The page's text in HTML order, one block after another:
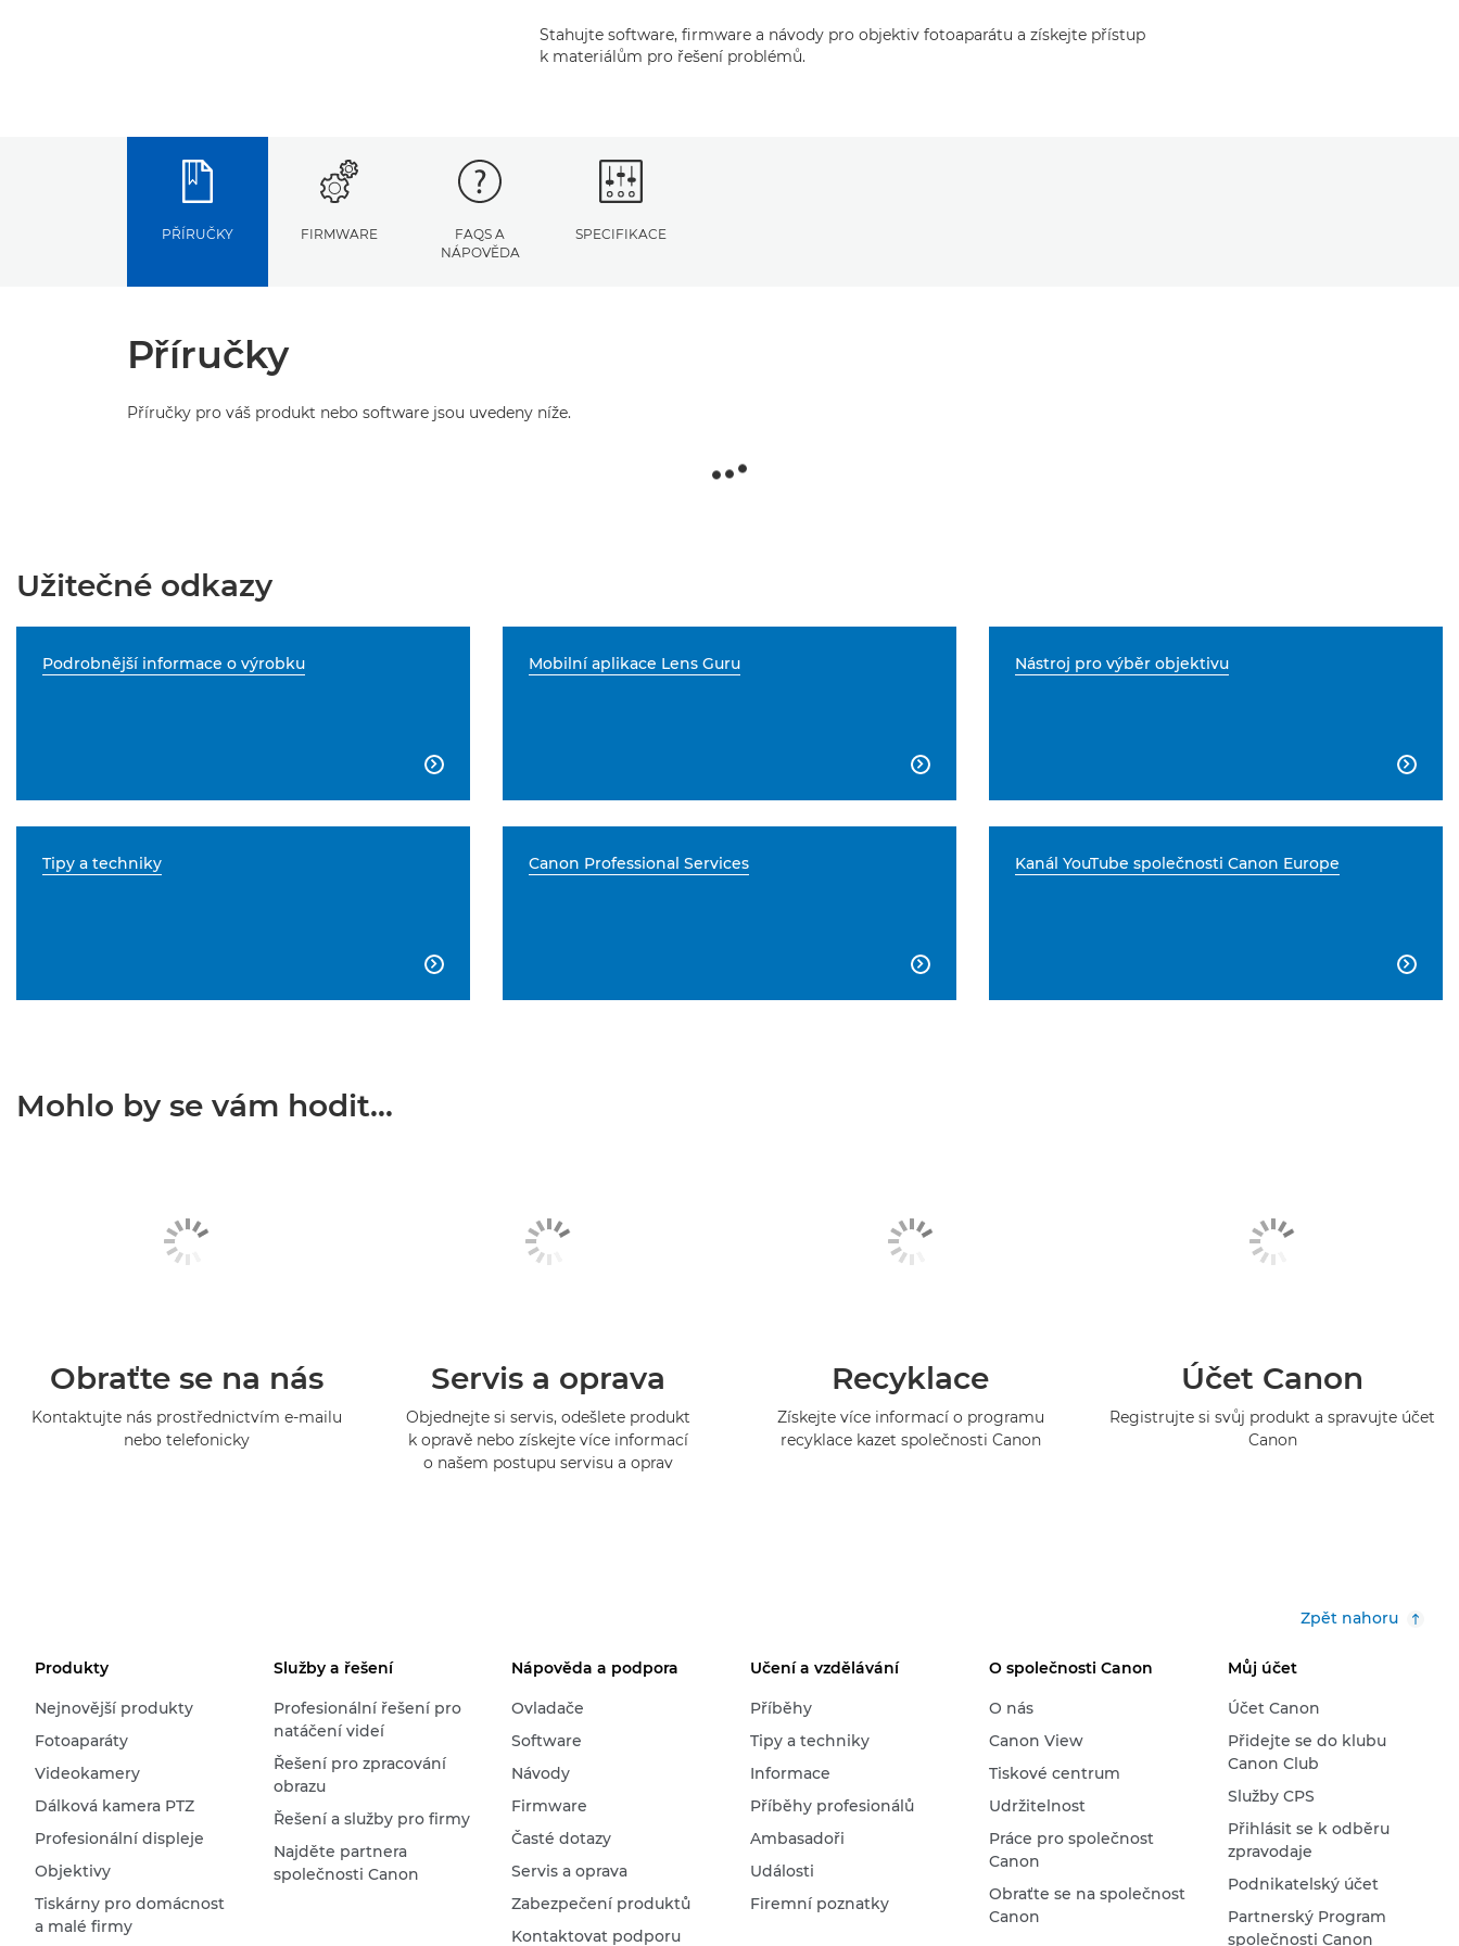
Stahujte software, firmware a návody pro objektiv fotoaparátu a získejte přístup
k materiálům pro řešení problémů.
PŘÍRUČKY FIRMWARE
FAQS A
NÁPOVĚDA
SPECIFIKACE
Příručky
Příručky pro váš produkt nebo software jsou uvedeny níže.
Užitečné odkazy
Podrobnější informace o výrobku

Mobilní aplikace Lens Guru

Nástroj pro výběr objektivu

Tipy a techniky

Canon Professional Services

Kanál YouTube společnosti Canon Europe

Mohlo by se vám hodit...
Obraťte se na nás
Kontaktujte nás prostřednictvím e-mailu
nebo telefonicky
Servis a oprava
Objednejte si servis, odešlete produkt
k opravě nebo získejte více informací
o našem postupu servisu a oprav
Recyklace
Získejte více informací o programu
recyklace kazet společnosti Canon
Účet Canon
Registrujte si svůj produkt a spravujte účet
Canon
Zpět nahoru
Produkty
Nejnovější produkty
Fotoaparáty
Videokamery
Dálková kamera PTZ
Profesionální displeje
Objektivy
Tiskárny pro domácnost
a malé firmy
Služby a řešení
Profesionální řešení pro
natáčení videí
Řešení pro zpracování
obrazu
Řešení a služby pro firmy
Najděte partnera
společnosti Canon
Nápověda a podpora
Ovladače
Software
Návody
Firmware
Časté dotazy
Servis a oprava
Zabezpečení produktů
Kontaktovat podporu
Učení a vzdělávání
Příběhy
Tipy a techniky
Informace
Příběhy profesionálů
Ambasadoři
Události
Firemní poznatky
O společnosti Canon
O nás
Canon View
Tiskové centrum
Udržitelnost
Práce pro společnost
Canon
Obraťte se na společnost
Canon
Můj účet
Účet Canon
Přidejte se do klubu
Canon Club
Služby CPS
Přihlásit se k odběru
zpravodaje
Podnikatelský účet
Partnerský Program
společnosti Canon